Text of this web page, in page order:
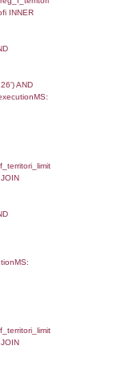
JOIN
=
=
)
= 5642 ) AND
= 1)
JOIN
=